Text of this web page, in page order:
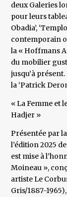
deux Galeries
pour leurs
Obadia’,
contemporain
la « Hoffmans
du mobilier
jusqu’à
la ‘Patrick
« La Femme et
Hadjer »
Présentée par
l’édition 2025
est mise à
Moineau »,
artiste Le
Gris/1887-